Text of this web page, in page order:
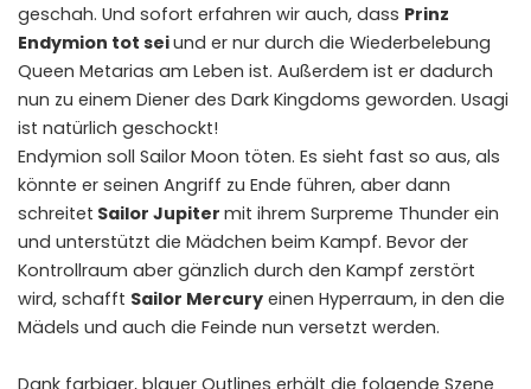
geschah. Und sofort erfahren wir auch, dass Prinz
Endymion tot seiund er nur durch die Wiederbelebung
Queen Metarias am Leben ist. Außerdem ist er dadurch
nun zu einem Diener des Dark Kingdoms geworden. Usagi
ist natürlich geschockt!
Endymion soll Sailor Moon töten. Es sieht fast so aus, als
könnte er seinen Angriff zu Ende führen, aber dann
schreitet Sailor Jupiter mit ihrem Surpreme Thunder ein
und unterstützt die Mädchen beim Kampf. Bevor der
Kontrollraum aber gänzlich durch den Kampf zerstört
wird, schafft Sailor Mercury einen Hyperraum, in den die
Mädels und auch die Feinde nun versetzt werden.